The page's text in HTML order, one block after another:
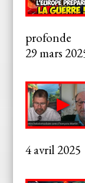
profonde
29 mars
4 avril 2025